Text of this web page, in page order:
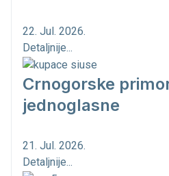
22. Jul. 2026.
Detaljnije...
Crnogorske
jednoglasne
21. Jul. 2026.
Detaljnije...